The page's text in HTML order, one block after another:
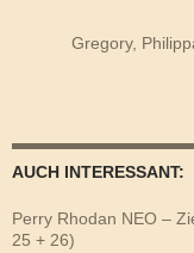
Gregory,
AUCH INTERESSANT:
Perry Rhodan NEO –
25 + 26)